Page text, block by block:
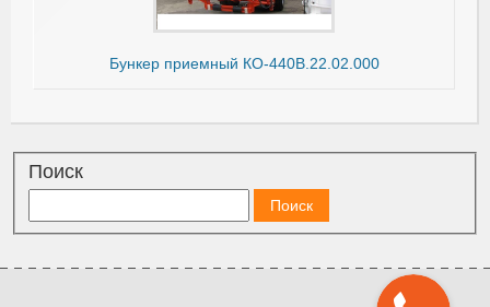
Бункер приемный КО-440В.22.02.000
Поиск